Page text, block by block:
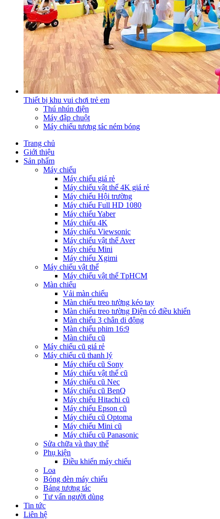
Thiết bị khu vui chơi trẻ em
Thú nhún điện
Máy đập chuột
Máy chiếu tương tác ném bóng
Trang chủ
Giới thiệu
Sản phẩm
Máy chiếu
Máy chiếu giá rẻ
Máy chiếu vật thể 4K giá rẻ
Máy chiếu Hội trường
Máy chiếu Full HD 1080
Máy chiếu Yaber
Máy chiếu 4K
Máy chiếu Viewsonic
Máy chiếu vật thể Aver
Máy chiếu Mini
Máy chiếu Xgimi
Máy chiếu vật thể
Máy chiếu vật thể TpHCM
Màn chiếu
Vải màn chiếu
Màn chiếu treo tường kéo tay
Màn chiếu treo tường Điện có điều khiển
Màn chiếu 3 chân di động
Màn chiếu phim 16:9
Màn chiếu cũ
Máy chiếu cũ giá rẻ
Máy chiếu cũ thanh lý
Máy chiếu cũ Sony
Máy chiếu vật thể cũ
Máy chiếu cũ Nec
Máy chiếu cũ BenQ
Máy chiếu Hitachi cũ
Máy chiếu Epson cũ
Máy chiếu cũ Optoma
Máy chiếu Mini cũ
Máy chiếu cũ Panasonic
Sửa chữa và thay thế
Phụ kiện
Điều khiển máy chiếu
Loa
Bóng đèn máy chiếu
Bảng tương tác
Tư vấn người dùng
Tin tức
Liên hệ